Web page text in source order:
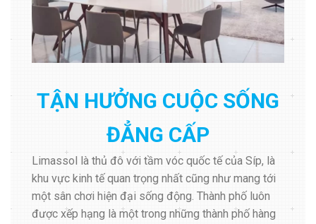
TẬN HƯỞNG CUỘC SỐNG
ĐẲNG CẤP
Limassol là thủ đô với tầm vóc quốc tế của Síp, là
khu vực kinh tế quan trọng nhất cũng như mang tới
một sân chơi hiện đại sống động. Thành phố luôn
được xếp hạng là một trong những thành phố hàng